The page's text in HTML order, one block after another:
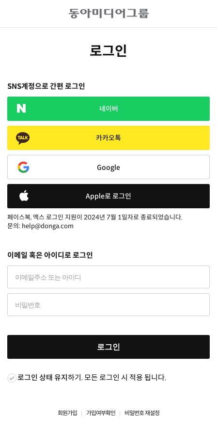
로그인
SNS계정으로 간편 로그인
네이버
카카오톡
Google
Apple로 로그인
페이스북, 엑스 로그인 지원이 2024년 7월 1일자로 종료되었습니다.
문의: help@donga.com
이메일 혹은 아이디로 로그인
로그인
로그인 상태 유지하기. 모든 로그인 시 적용 됩니다.
회원가입 가입여부확인 비밀번호 재설정